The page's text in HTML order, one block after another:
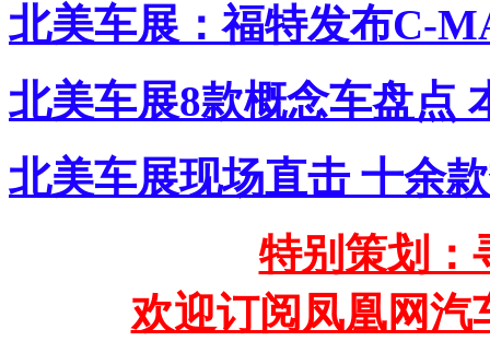
北美车展：福特发布C-
北美车展8款概念车盘点
北美车展现场直击 十余
特别策划：
欢迎订阅凤凰网汽